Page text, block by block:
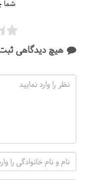
هیچ دیدگاهی
شما